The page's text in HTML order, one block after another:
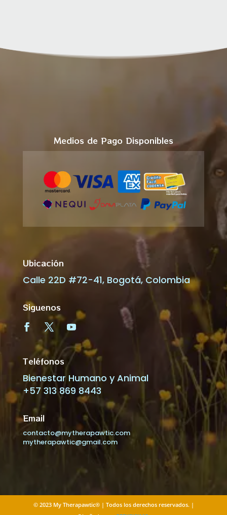
Medios de Pago Disponibles
Ubicación
Calle 22D #72-41, Bogotá, Colombia
Siguenos
Teléfonos
Bienestar Humano y Animal
+57 313 869 8443
Email
contacto@mytherapawtic.com
mytherapawtic@gmail.com
© 2023 My Therapawtic® | Todos los derechos reservados. |